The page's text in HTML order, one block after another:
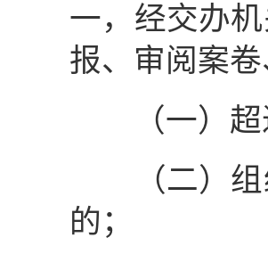
一，经交办
报、审阅案
（一）超
（二）组
的；